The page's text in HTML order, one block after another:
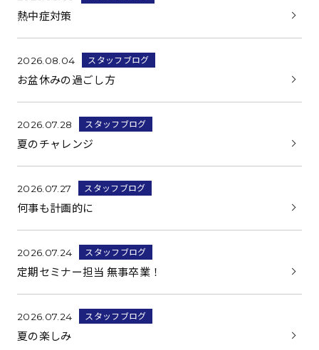
熱中症対策
2026.08.04 スタッフブログ
お盆休みの過ごし方
2026.07.28 スタッフブログ
夏のチャレンジ
2026.07.27 スタッフブログ
何事も計画的に
2026.07.24 スタッフブログ
定期セミナー担当 無事卒業！
2026.07.24 スタッフブログ
夏の楽しみ